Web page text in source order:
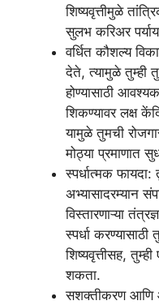
शिष्यवृत्तीमुळे
सुलभ करिअर
वर्धित कौशल्य
देते, त्यामुळे तुम्ही
होण्यासाठी
शिकण्यावर लक्ष
यामुळे तुमची
मोठ्या प्रमाणात
स्पर्धात्मक
अभ्यासादरम्यान
विस्तारणाऱ्या
स्पर्धा
शिष्यवृत्तीसह,
शकता.
सशक्तीकरण आणि